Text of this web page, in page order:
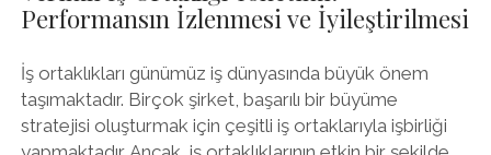
Performansın İzlenmesi ve İyileştirilmesi
İş ortaklıkları günümüz iş dünyasında büyük önem
taşımaktadır. Birçok şirket, başarılı bir büyüme
stratejisi oluşturmak için çeşitli iş ortaklarıyla işbirliği